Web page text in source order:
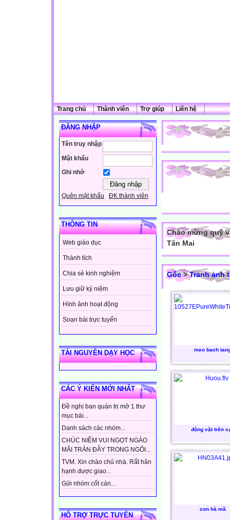
Trang chủ Thành viên Trợ giúp Liên hệ
ĐĂNG NHẬP
Tên truy nhập
Mật khẩu
Ghi nhớ
Quên mật khẩu ĐK thành viên
THÔNG TIN
Web giáo dục
Thành tích
Chia sẻ kinh nghiệm
Lưu giữ kỷ niệm
Hình ảnh hoạt động
Soạn bài trực tuyến
TÀI NGUYÊN DẠY HỌC
CÁC Ý KIẾN MỚI NHẤT
Đề nghị ban quản trị mở 1 thư
mục bài...
Danh sách các nhóm...
CHÚC NIỀM VUI NGỌT NGÀO
MÃI TRÀN ĐẦY TRONG NGÔI...
TVM. Xin chào chủ nhà. Rất hân
hạnh được giao...
Gửi nhóm cốt cán...
HỖ TRỢ TRỰC TUYẾN
Chào mừng quý
Tân Mai
Gốc>Tranh ảnh
meo bach
động vật trên
con hà mã